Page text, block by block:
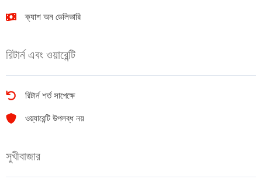
ক্যাশ অন ডেলিভারি
রিটার্ন এবং ওয়ারেন্টি
রিটার্ন শর্ত সাপেক্ষে
ওয়্যারেন্টি উপলব্ধ নয়
সুখীবাজার